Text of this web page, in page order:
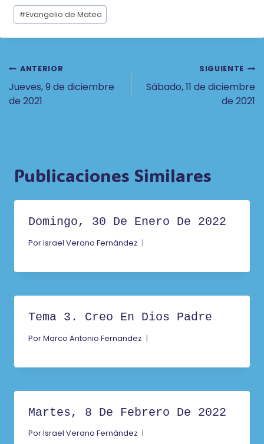
Etiquetas
de
la
#Evangelio de Mateo
Navegación
De
ANTERIOR
Jueves, 9 de diciembre
de 2021
SIGUIENTE
Sábado, 11 de diciembre
de 2021
Publicaciones Similares
Domingo, 30 De Enero De 2022
PorIsrael Verano Fernández
Tema 3. Creo En Dios Padre
PorMarco Antonio Fernandez
Martes, 8 De Febrero De 2022
PorIsrael Verano Fernández